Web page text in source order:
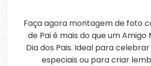
Faça agora montagem de foto
de Pai é mais do que um Amigo
Dia dos Pais. Ideal para
especiais ou para criar